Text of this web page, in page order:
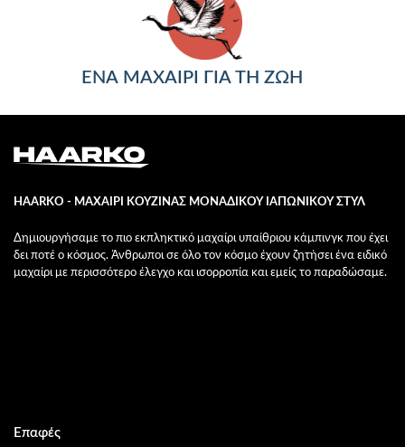
ΕΝΑ ΜΑΧΑΙΡΙ ΓΙΑ ΤΗ ΖΩΗ
HAARKO - ΜΑΧΑΙΡΙ ΚΟΥΖΙΝΑΣ ΜΟΝΑΔΙΚΟΥ ΙΑΠΩΝΙΚΟΥ ΣΤΥΛ
Δημιουργήσαμε το πιο εκπληκτικό μαχαίρι υπαίθριου κάμπινγκ που έχει
δει ποτέ ο κόσμος. Άνθρωποι σε όλο τον κόσμο έχουν ζητήσει ένα ειδικό
μαχαίρι με περισσότερο έλεγχο και ισορροπία και εμείς το παραδώσαμε.
Επαφές